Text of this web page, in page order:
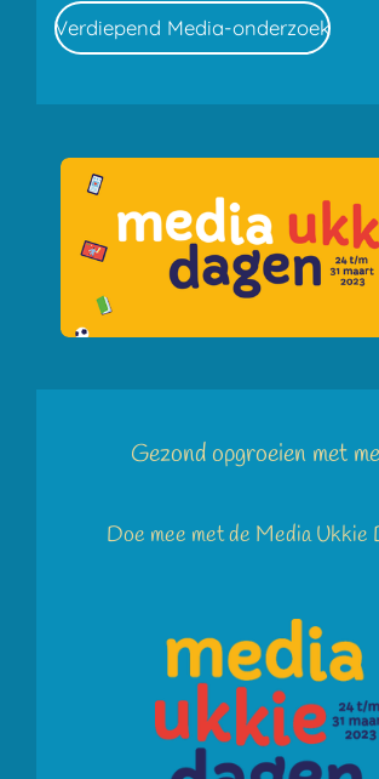
Verdiepend Media-onderzoek
Gezond opgroeien met
Doe mee met de Media Ukkie